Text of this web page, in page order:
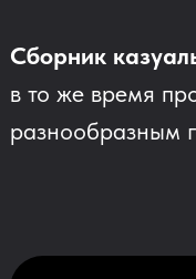
Сборник
в то же время
разнообразным